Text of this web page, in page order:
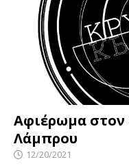
Αφιέρωμα στον
Λάμπρου
12/20/2021